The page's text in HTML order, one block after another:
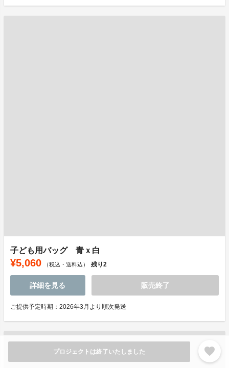
プロジェクトは終了いたしました favorite
子ども用バッグ 青ｘ白
¥5,060 （税込・送料込） 残り2
詳細を見る 販売終了
ご提供予定時期：2026年3月より順次発送